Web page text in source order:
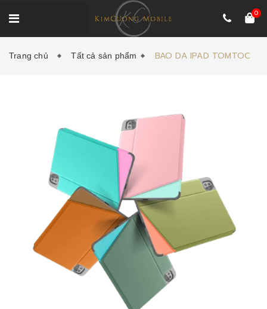
0
Trang chủ Tất cả sản phẩm BAO DA IPAD TOMTOC